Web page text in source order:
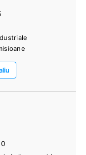
game de piețe
de limbi